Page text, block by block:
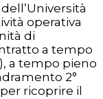
operativa
di
a tempo
a tempo pieno
2°
ricoprire il